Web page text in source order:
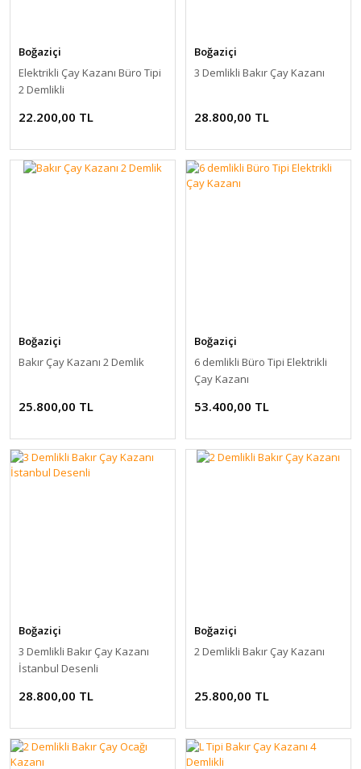
Boğaziçi
Elektrikli Çay Kazanı Büro Tipi
2 Demlikli
22.200,00 TL
Boğaziçi
3 Demlikli Bakır Çay Kazanı
28.800,00 TL
Boğaziçi
Bakır Çay Kazanı 2 Demlik
25.800,00 TL
Boğaziçi
6 demlikli Büro Tipi Elektrikli
Çay Kazanı
53.400,00 TL
Boğaziçi
3 Demlikli Bakır Çay Kazanı
İstanbul Desenli
28.800,00 TL
Boğaziçi
2 Demlikli Bakır Çay Kazanı
25.800,00 TL